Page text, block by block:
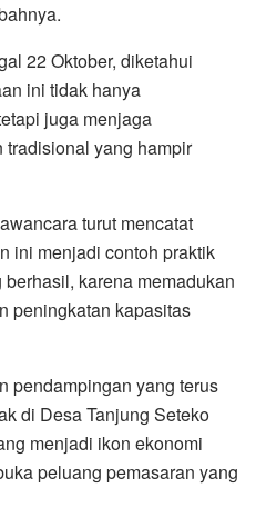
22 Oktober, diketahui
ini tidak hanya
juga menjaga
tradisional yang hampir
turut mencatat
ini menjadi contoh praktik
karena memadukan
peningkatan kapasitas
pendampingan yang terus
di Desa Tanjung Seteko
menjadi ikon ekonomi
peluang pemasaran yang